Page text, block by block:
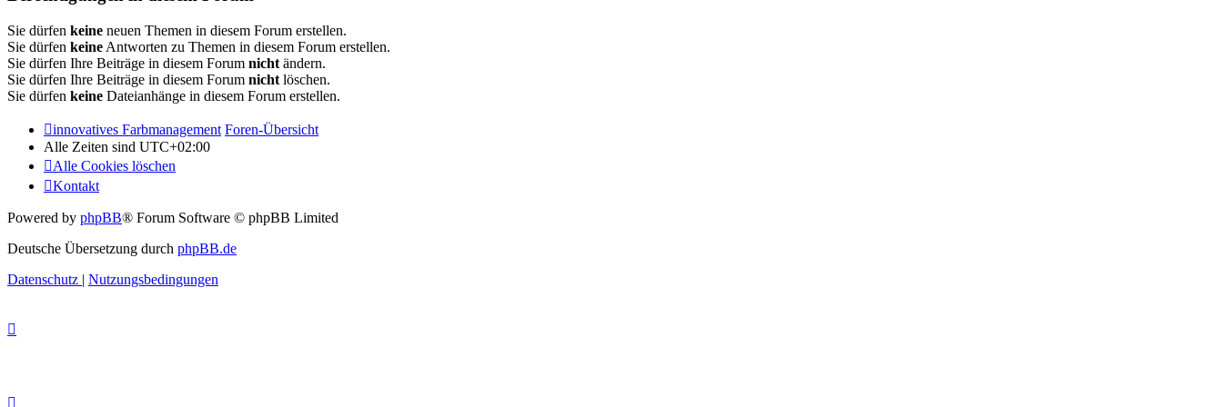
Sie dürfen keine neuen Themen in diesem Forum erstellen.
Sie dürfen keine Antworten zu Themen in diesem Forum erstellen.
Sie dürfen Ihre Beiträge in diesem Forum nicht ändern.
Sie dürfen Ihre Beiträge in diesem Forum nicht löschen.
Sie dürfen keine Dateianhänge in diesem Forum erstellen.
innovatives Farbmanagement Foren-Übersicht
Alle Zeiten sind UTC+02:00
Alle Cookies löschen
Kontakt
Powered by phpBB® Forum Software © phpBB Limited
Deutsche Übersetzung durch phpBB.de
Datenschutz | Nutzungsbedingungen